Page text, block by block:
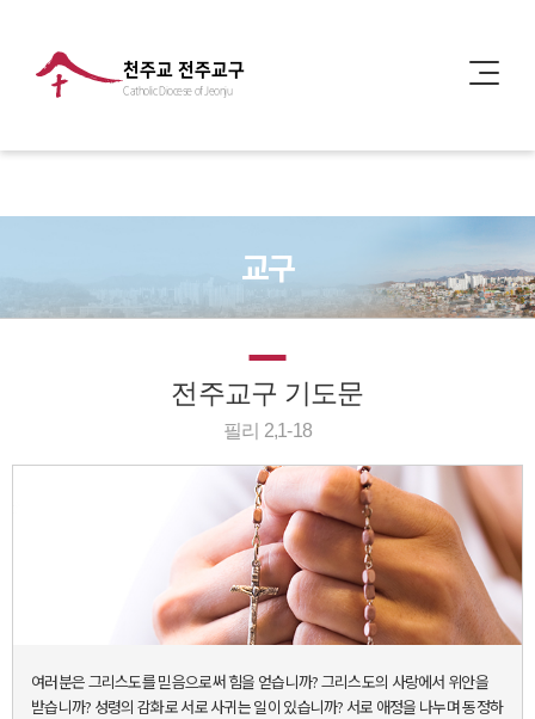
천주교 전주교구
Catholic Diocese of Jeonju
교구
전주교구 기도문
필리 2,1-18
여러분은 그리스도를 믿음으로써 힘을 얻습니까? 그리스도의 사랑에서 위안을
받습니까? 성령의 감화로 서로 사귀는 일이 있습니까? 서로 애정을 나누며 동정하